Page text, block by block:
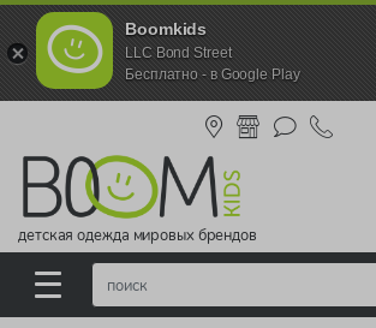
Boomkids
LLC Bond Street
Бесплатно - в Google Play
детская одежда мировых брендов